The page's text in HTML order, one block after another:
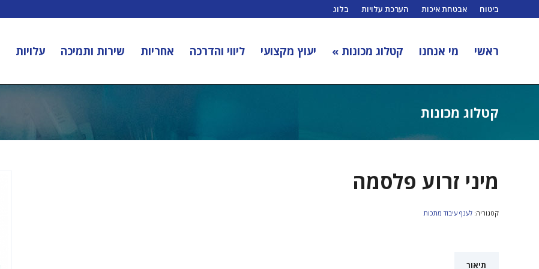
ביטוח אבטחת איכות הערכת עלויות בלוג
ראשי מי אנחנו קטלוג מכונות » יעוץ מקצועי ליווי והדרכה אחריות שירות ותמיכה עלויות
קטלוג מכונות
מיני זרוע פלסמה
קטגוריה: לענף עיבוד מתכות
תיאור